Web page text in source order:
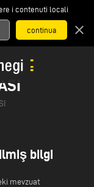
i contenuti locali
close
bilgi
mevzuat